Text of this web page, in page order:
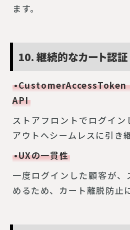
ます。
10. 継続的なカート認証
API
ストアフロントでログイン
アウトへシームレスに引き
•UXの一貫性
一度ログインした顧客が、
めるため、カート離脱防止